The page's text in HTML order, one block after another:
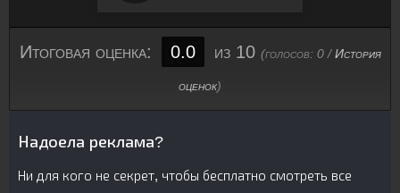
Итоговая оценка: 0.0 из 10 (голосов: 0/История
оценок)
Надоела реклама?
Ни для кого не секрет, чтобы бесплатно смотреть все